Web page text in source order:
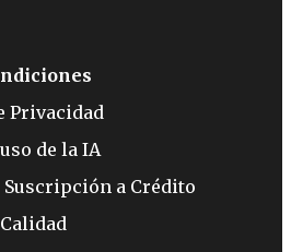
Privacidad
de la IA
Suscripción a Crédito